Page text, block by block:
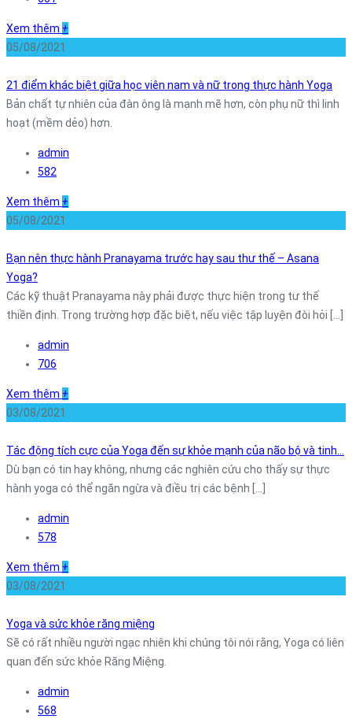
Xem thêm +
05/08/2021
21 điểm khác biệt giữa học viên nam và nữ trong thực hành Yoga
Bản chất tự nhiên của đàn ông là mạnh mẽ hơn, còn phụ nữ thì linh
hoạt (mềm dẻo) hơn.
admin
582
Xem thêm +
05/08/2021
Bạn nên thực hành Pranayama trước hay sau thư thế – Asana
Yoga?
Các kỹ thuật Pranayama này phải được thực hiện trong tư thế
thiền định. Trong trường hợp đặc biệt, nếu việc tập luyện đòi hỏi [...]
admin
706
Xem thêm +
03/08/2021
Tác động tích cực của Yoga đến sự khỏe mạnh của não bộ và tinh…
Dù bạn có tin hay không, nhưng các nghiên cứu cho thấy sự thực
hành yoga có thể ngăn ngừa và điều trị các bệnh [...]
admin
578
Xem thêm +
03/08/2021
Yoga và sức khỏe răng miệng
Sẽ có rất nhiều người ngạc nhiên khi chúng tôi nói rằng, Yoga có liên
quan đến sức khỏe Răng Miệng.
admin
568